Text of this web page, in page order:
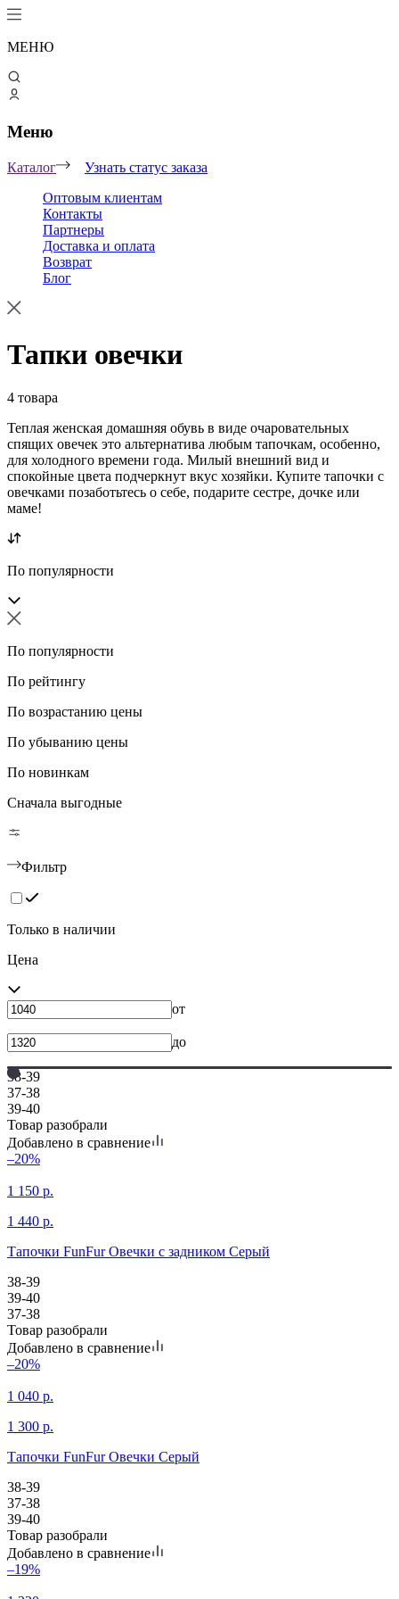
МЕНЮ
Меню
Каталог
Узнать статус заказа
Оптовым клиентам
Контакты
Партнеры
Доставка и оплата
Возврат
Блог
Тапки овечки
4 товара
Теплая женская домашняя обувь в виде очаровательных
спящих овечек это альтернатива любым тапочкам, особенно,
для холодного времени года. Милый внешний вид и
спокойные цвета подчеркнут вкус хозяйки. Купите тапочки с
овечками позаботьтесь о себе, подарите сестре, дочке или
маме!
По популярности
По популярности
По рейтингу
По возрастанию цены
По убыванию цены
По новинкам
Сначала выгодные
Фильтр
Только в наличии
Цена
от
до
38-39
37-38
39-40
Товар разобрали
Добавлено в сравнение
–20%
1 150 р.
1 440 р.
Тапочки FunFur Овечки с задником Серый
38-39
39-40
37-38
Товар разобрали
Добавлено в сравнение
–20%
1 040 р.
1 300 р.
Тапочки FunFur Овечки Серый
38-39
37-38
39-40
Товар разобрали
Добавлено в сравнение
–19%